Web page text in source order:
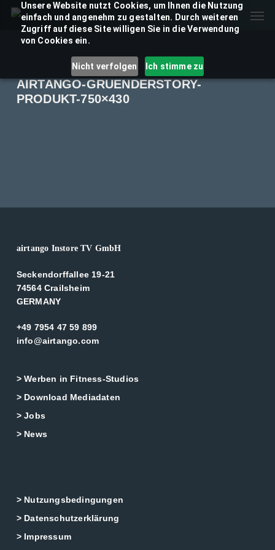
Unsere Website nutzt Cookies, um Ihnen die Nutzung
einfach und angenehm zu gestalten. Durch weiteren
Zugriff auf diese Site willigen Sie in die Verwendung
von Cookies ein.
Nicht verfolgen Ich stimme zu
Skip
content
AIRTANGO-GRUENDERSTORY-
PRODUKT-750×430
airtango Instore TV GmbH
Seckendorffallee 19-21
74564 Crailsheim
GERMANY
+49 7954 47 59 899
info@airtango.com
> Werben in Fitness-Studios
> Download Mediadaten
> Jobs
> News
> Nutzungsbedingungen
> Datenschutzerklärung
> Impressum